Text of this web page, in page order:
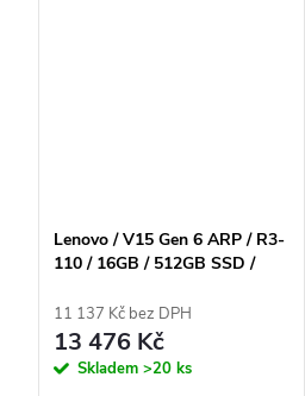
Lenovo / V15 Gen 6 ARP / R3-
110 / 16GB / 512GB SSD /
Win 11 Home / černá
11 137 Kč bez DPH
13 476 Kč
Skladem >20 ks